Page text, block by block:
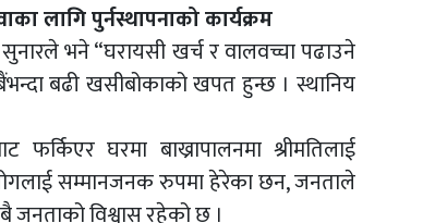
लागि पुर्नस्थापनाको कार्यक्रम
भने “घरायसी खर्च र वालवच्चा पढाउने
बढी खसीबोकाको खपत हुन्छ । स्थानिय
घरमा बाख्रापालनमा श्रीमतिलाई
सम्मानजनक रुपमा हेरेका छन, जनताले
जनताको विश्वास रहेको छ ।